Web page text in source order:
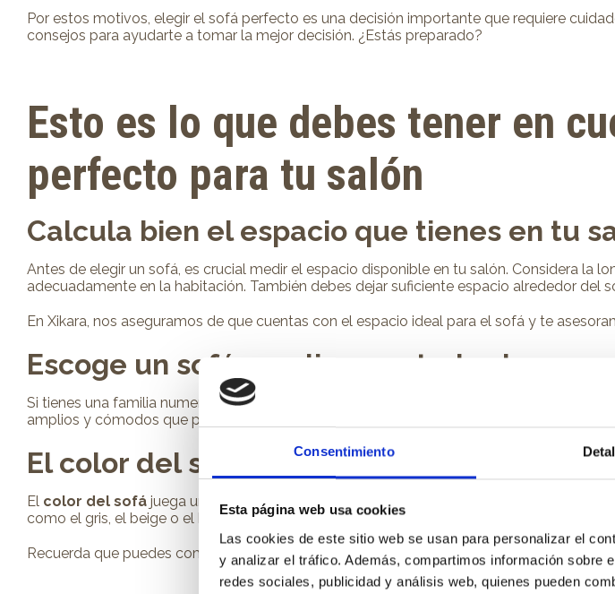
Consentimiento
Esta página web usa cookies
Las cookies de este sitio web se usan para personalizar el
y analizar el tráfico. Además, compartimos información sobre
redes sociales, publicidad y análisis web, quienes pueden
Por estos motivos, elegir el sofá perfecto es una decisión importante que requiere
consejos para ayudarte a tomar la mejor decisión. ¿Estás preparado?
Esto es lo que debes tener en
perfecto para tu salón
Calcula bien el espacio que tienes en tu
Antes de elegir un sofá, es crucial medir el espacio disponible en tu salón. Considera la
adecuadamente en la habitación. También debes dejar suficiente espacio alrededor del
En Xikara, nos aseguramos de que cuentas con el espacio ideal para el sofá y te
Escoge un sofá amplio para todos los que
Si tienes una familia numerosa o sueles recibir a muchos invitados, es importante elegir un
amplios y cómodos que puedan acomodar a todos los miembros de tu familia o a tus
El color del sofá: ¿liso o estampado?
El color del sofá juega un papel importante en la estética de tu salón. Si buscas un
como el gris, el beige o el blanco. Por otro lado, si quieres añadir un toque de
Recuerda que puedes combinar tu sofá con cojines o textiles para darle la personalidad